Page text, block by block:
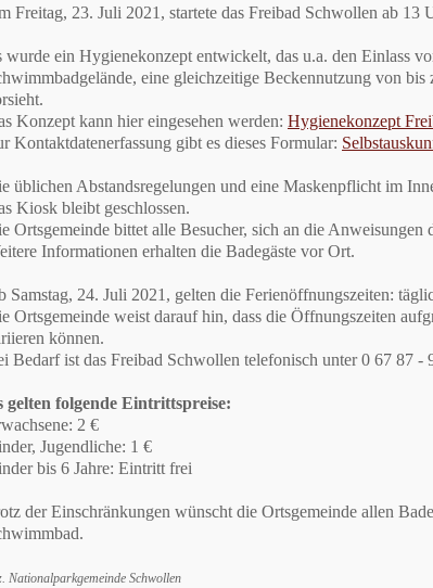
Freitag, 23. Juli 2021, startete das Freibad Schwollen ab 13
wurde ein Hygienekonzept entwickelt, das u.a. den Einlass
eine gleichzeitige Beckennutzung von
Konzept kann hier eingesehen werden: Hygienekonzept
Kontaktdatenerfassung gibt es dieses Formular:
üblichen Abstandsregelungen und eine Maskenpflicht im
Kiosk bleibt geschlossen.
Ortsgemeinde bittet alle Besucher, sich an die Anweisungen
Informationen erhalten die Badegäste vor Ort.
Samstag, 24. Juli 2021, gelten die Ferienöffnungszeiten:
Ortsgemeinde weist darauf hin, dass die Öffnungszeiten
können.
Bedarf ist das Freibad Schwollen telefonisch unter 0 67 87 -
gelten folgende Eintrittspreise:
2 €
Jugendliche: 1 €
bis 6 Jahre: Eintritt frei
der Einschränkungen wünscht die Ortsgemeinde allen
Nationalparkgemeinde Schwollen